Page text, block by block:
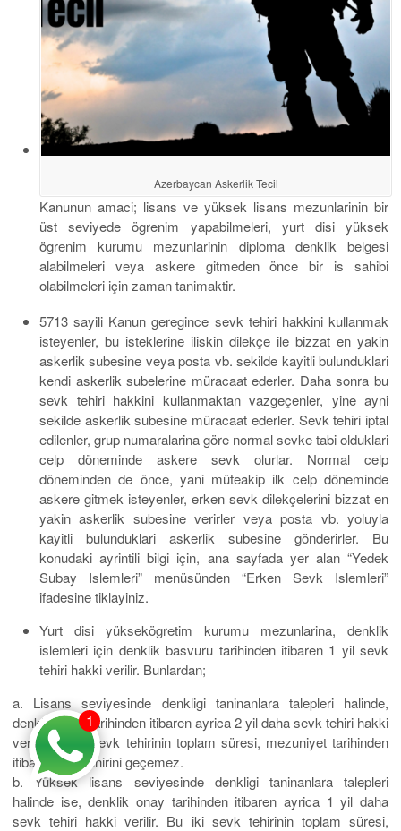
Azerbaycan Askerlik Tecil
Kanunun amaci; lisans ve yüksek lisans mezunlarinin bir
üst seviyede ögrenim yapabilmeleri, yurt disi yüksek
ögrenim kurumu mezunlarinin diploma denklik belgesi
alabilmeleri veya askere gitmeden önce bir is sahibi
olabilmeleri için zaman tanimaktir.
5713 sayili Kanun geregince sevk tehiri hakkini kullanmak
isteyenler, bu isteklerine iliskin dilekçe ile bizzat en yakin
askerlik subesine veya posta vb. sekilde kayitli bulunduklari
kendi askerlik subelerine müracaat ederler. Daha sonra bu
sevk tehiri hakkini kullanmaktan vazgeçenler, yine ayni
sekilde askerlik subesine müracaat ederler. Sevk tehiri iptal
edilenler, grup numaralarina göre normal sevke tabi olduklari
celp döneminde askere sevk olurlar. Normal celp
döneminden de önce, yani müteakip ilk celp döneminde
askere gitmek isteyenler, erken sevk dilekçelerini bizzat en
yakin askerlik subesine verirler veya posta vb. yoluyla
kayitli bulunduklari askerlik subesine gönderirler. Bu
konudaki ayrintili bilgi için, ana sayfada yer alan “Yedek
Subay Islemleri” menüsünden “Erken Sevk Islemleri”
ifadesine tiklayiniz.
Yurt disi yüksekögretim kurumu mezunlarina, denklik
islemleri için denklik basvuru tarihinden itibaren 1 yil sevk
tehiri hakki verilir. Bunlardan;
a. Lisans seviyesinde denkligi taninanlara talepleri halinde,
denklik onay tarihinden itibaren ayrica 2 yil daha sevk tehiri hakki
verilir. Bu iki sevk tehirinin toplam süresi, mezuniyet tarihinden
itibaren 3 yil sinirini geçemez.
b. Yüksek lisans seviyesinde denkligi taninanlara talepleri
halinde ise, denklik onay tarihinden itibaren ayrica 1 yil daha
sevk tehiri hakki verilir. Bu iki sevk tehirinin toplam süresi,
1